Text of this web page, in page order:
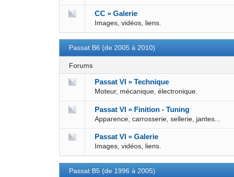
CC » Galerie
Images, vidéos, liens.
Passat B6 (de 2005 à 2010)
Forums
Passat VI » Technique
Moteur, mécanique, électronique.
Passat VI » Finition - Tuning
Apparence, carrosserie, sellerie, jantes...
Passat VI » Galerie
Images, vidéos, liens.
Passat B5 (de 1996 à 2005)